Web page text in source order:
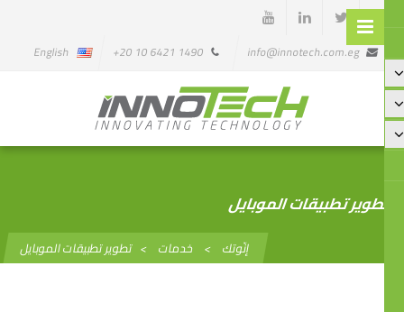
info@innotech.com.eg
1490 6421 10 20+
English
تطبيقات الموبايل
إنّوتك> خدمات> تطوير تطبيقات الموبايل